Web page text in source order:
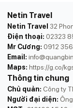
Trị chính thức sáp nhập,
gian du lịch hoàn toàn
ra. Không […]
Netin Travel
Netin Travel 32
Điện thoại: 02323
Mr Cương: 0912
Email:
Maps: https://g.co/
Thông tin chung
Chủ quản: Công ty
Người đại diện: